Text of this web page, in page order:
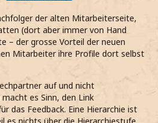
der alten Mitarbeiterseite,
(dort aber immer von Hand
– der grosse Vorteil der neuen
Mitarbeiter ihre Profile dort selbst
auf und nicht
es Sinn, den Link
das Feedback. Eine Hierarchie ist
es nichts über die Hierarchiestufe